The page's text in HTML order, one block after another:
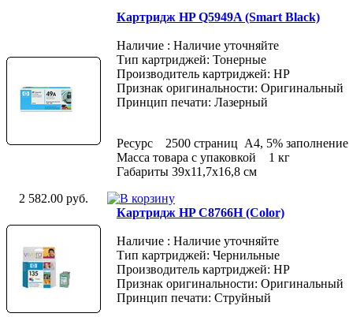
Картридж HP Q5949A (Smart Black)
Наличие : Наличие уточняйте
Тип картриджей: Тонерные
Производитель картриджей: HP
Признак оригинальности: Оригинальный
Принцип печати: Лазерный
Ресурс 2500 страниц A4, 5% заполнение
Масса товара с упаковкой 1 кг
Габариты 39x11,7x16,8 см
2 582.00 руб.
Картридж HP C8766H (Color)
Наличие : Наличие уточняйте
Тип картриджей: Чернильные
Производитель картриджей: HP
Признак оригинальности: Оригинальный
Принцип печати: Струйный